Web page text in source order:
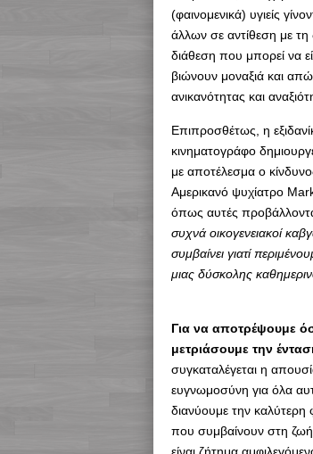
(φαινομενικά) υγιείς
άλλων σε αντίθεση με
διάθεση που μπορεί να
βιώνουν μοναξιά και
ανικανότητας και
Επιπροσθέτως, η
κινηματογράφο
με αποτέλεσμα ο
Αμερικανό ψυχίατρο
όπως αυτές
συχνά οικογενειακοί
συμβαίνει γιατί
μιας δύσκολης
Για να αποτρέψουμε
μετριάσουμε την
συγκαταλέγεται η
ευγνωμοσύνη για όλα
διανύουμε την καλύτερη
που συμβαίνουν στη ζωή
είναι ζήτημα